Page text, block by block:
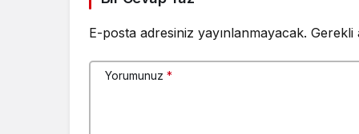
E-posta adresiniz yayınlanmayacak.
Yorumunuz *